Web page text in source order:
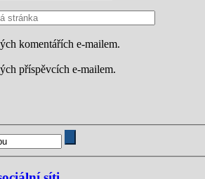
komentářích e-mailem.
příspěvcích e-mailem.